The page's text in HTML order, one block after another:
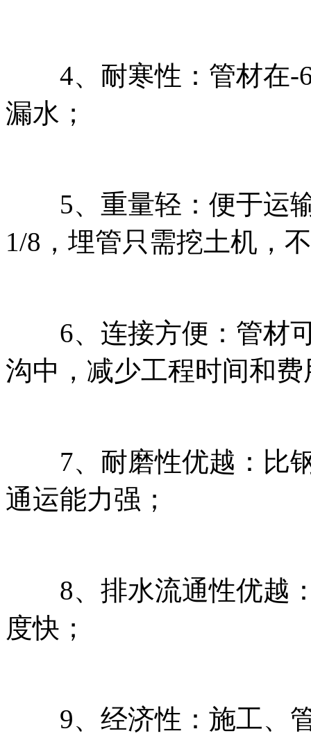
4、耐寒性：管材在-
漏水；
5、重量轻：便于运输
1/8，埋管只需挖土机，
6、连接方便：管材可
沟中，减少工程时间和费
7、耐磨性优越：比钢
通运能力强；
8、排水流通性优越：
度快；
9、经济性：施工、